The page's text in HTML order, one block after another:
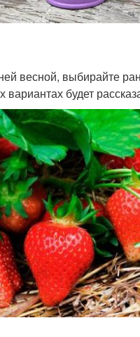
весной, выбирайте
будет